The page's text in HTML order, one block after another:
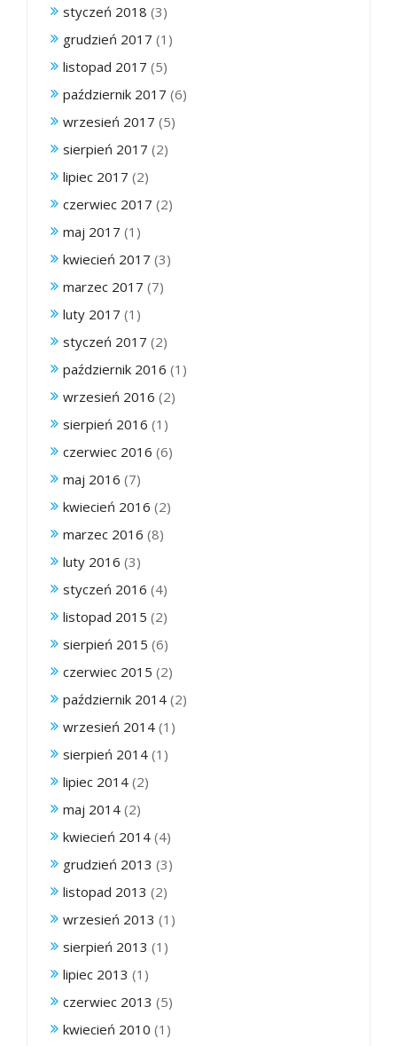
styczeń 2018 (3)
grudzień 2017 (1)
listopad 2017 (5)
październik 2017 (6)
wrzesień 2017 (5)
sierpień 2017 (2)
lipiec 2017 (2)
czerwiec 2017 (2)
maj 2017 (1)
kwiecień 2017 (3)
marzec 2017 (7)
luty 2017 (1)
styczeń 2017 (2)
październik 2016 (1)
wrzesień 2016 (2)
sierpień 2016 (1)
czerwiec 2016 (6)
maj 2016 (7)
kwiecień 2016 (2)
marzec 2016 (8)
luty 2016 (3)
styczeń 2016 (4)
listopad 2015 (2)
sierpień 2015 (6)
czerwiec 2015 (2)
październik 2014 (2)
wrzesień 2014 (1)
sierpień 2014 (1)
lipiec 2014 (2)
maj 2014 (2)
kwiecień 2014 (4)
grudzień 2013 (3)
listopad 2013 (2)
wrzesień 2013 (1)
sierpień 2013 (1)
lipiec 2013 (1)
czerwiec 2013 (5)
kwiecień 2010 (1)